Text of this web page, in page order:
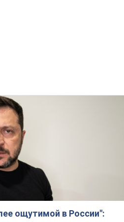
ощутимой в России":